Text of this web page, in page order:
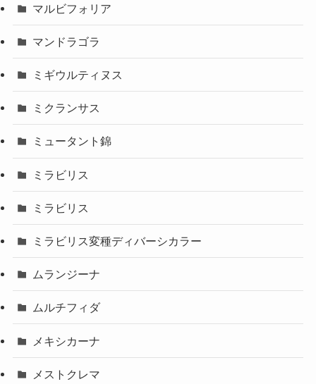
マルビフォリア
マンドラゴラ
ミギウルティヌス
ミクランサス
ミュータント錦
ミラビリス
ミラビリス
ミラビリス変種ディバーシカラー
ムランジーナ
ムルチフィダ
メキシカーナ
メストクレマ